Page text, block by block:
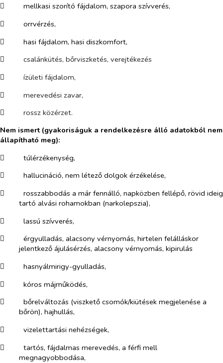
​
mellkasi szorító fájdalom, szapora szívverés,
​
orrvérzés,
​
hasi fájdalom, hasi diszkomfort,
​
csalánkütés, bőrviszketés, verejtékezés
​
ízületi fájdalom,
​
merevedési zavar,
​
rossz közérzet.
Nem ismert (gyakoriságuk a rendelkezésre álló adatokból nem
állapítható meg):
​
túlérzékenység,
​
hallucináció, nem létező dolgok érzékelése,
​
rosszabbodás a már fennálló, napközben fellépő, rövid ideig
tartó alvási rohamokban (narkolepszia),
​
lassú szívverés,
​
érgyulladás, alacsony vérnyomás, hirtelen felálláskor
jelentkező ájulásérzés, alacsony vérnyomás, kipirulás
​
hasnyálmirigy-gyulladás,
​
kóros májműködés,
​
bőrelváltozás (viszkető csomók/kiütések megjelenése a
bőrön), hajhullás,
​
vizelettartási nehézségek,
​
tartós, fájdalmas merevedés, a férfi mell
megnagyobbodása,